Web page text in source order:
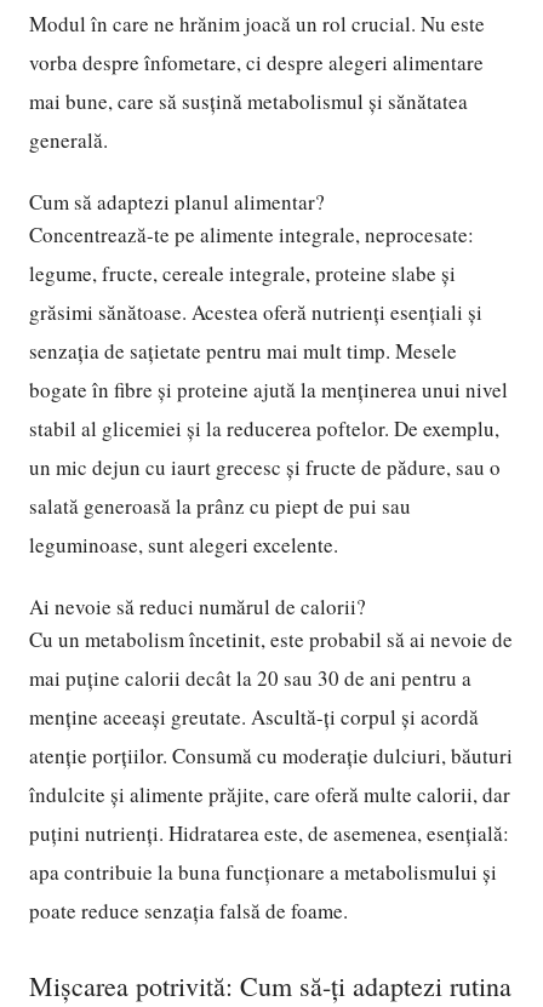
Modul în care ne hrănim joacă un rol crucial. Nu este
vorba despre înfometare, ci despre alegeri alimentare
mai bune, care să susțină metabolismul și sănătatea
generală.
Cum să adaptezi planul alimentar?
Concentrează-te pe alimente integrale, neprocesate:
legume, fructe, cereale integrale, proteine slabe și
grăsimi sănătoase. Acestea oferă nutrienți esențiali și
senzația de sațietate pentru mai mult timp. Mesele
bogate în fibre și proteine ajută la menținerea unui nivel
stabil al glicemiei și la reducerea poftelor. De exemplu,
un mic dejun cu iaurt grecesc și fructe de pădure, sau o
salată generoasă la prânz cu piept de pui sau
leguminoase, sunt alegeri excelente.
Ai nevoie să reduci numărul de calorii?
Cu un metabolism încetinit, este probabil să ai nevoie de
mai puține calorii decât la 20 sau 30 de ani pentru a
menține aceeași greutate. Ascultă-ți corpul și acordă
atenție porțiilor. Consumă cu moderație dulciuri, băuturi
îndulcite și alimente prăjite, care oferă multe calorii, dar
puțini nutrienți. Hidratarea este, de asemenea, esențială:
apa contribuie la buna funcționare a metabolismului și
poate reduce senzația falsă de foame.
Mișcarea potrivită: Cum să-ți adaptezi rutina